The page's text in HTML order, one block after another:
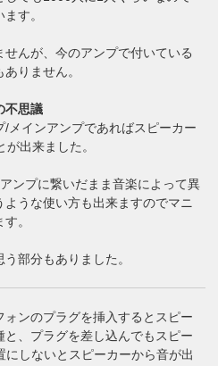
す。
んが、今のアンプで付いている
りません。
不思議
メインアンプであればスピーカー
出来ました。
ンプに繋いだまま音楽によって異
うな使い方も出来ますのでマニ
。
部分もありました。
ォンのプラグを挿入するとスピー
、プラグを差し込んでもスピー
しないとスピーカーから音が出